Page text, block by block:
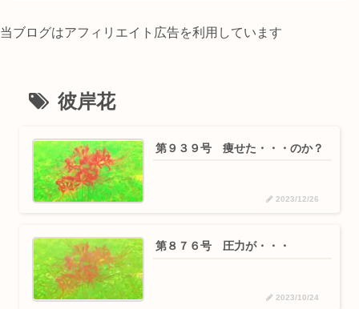
当ブログはアフィリエイト広告を利用しています
彼岸花
第９３９号 痩せた・・・のか？
2023/12/26
第８７６号 圧力が・・・
2023/10/24